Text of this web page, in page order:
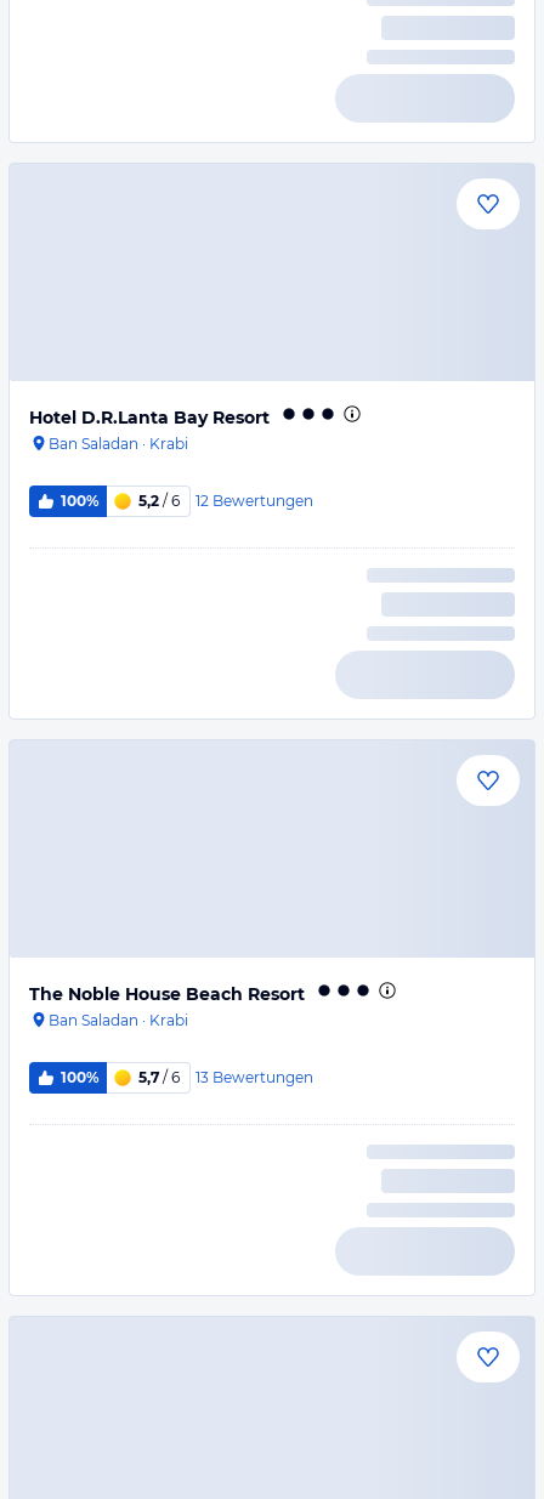
Hotel D.R.Lanta Bay Resort
Ban Saladan · Krabi
100% 5,2 / 6 12 Bewertungen
The Noble House Beach Resort
Ban Saladan · Krabi
100% 5,7 / 6 13 Bewertungen